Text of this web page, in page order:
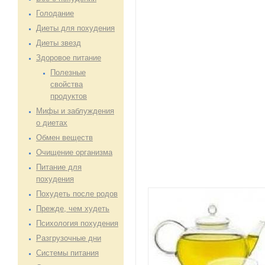
Голодание
Диеты для похудения
Диеты звезд
Здоровое питание
Полезные
свойства
продуктов
Мифы и заблуждения
о диетах
Обмен веществ
Очищение организма
Питание для
похудения
Похудеть после родов
Прежде, чем худеть
Психология похудения
Разгрузочные дни
Системы питания